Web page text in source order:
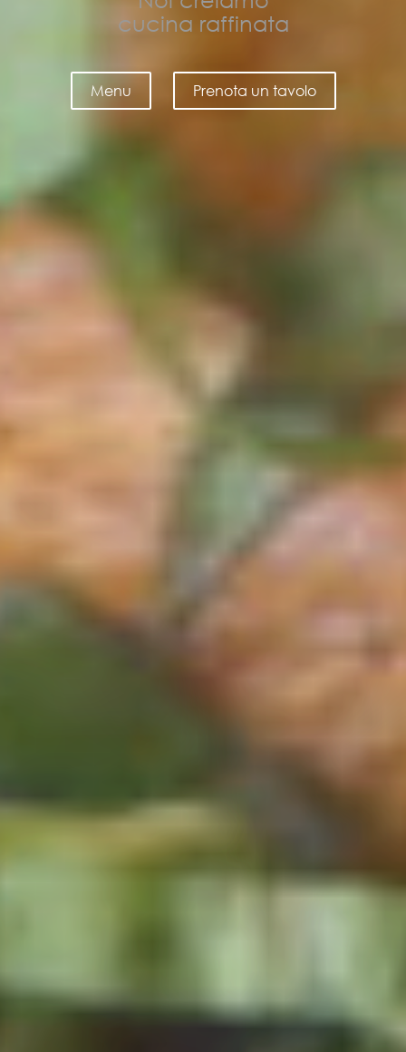
ottimi cocktail
Menu Prenota un tavolo